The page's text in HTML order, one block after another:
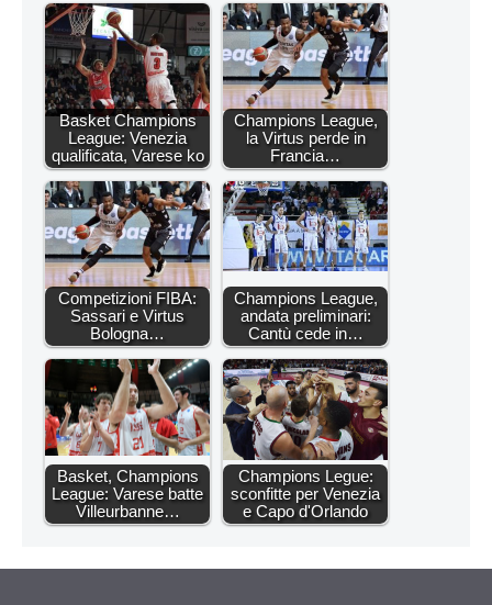
Basket Champions
League: Venezia
qualificata, Varese ko
Champions League,
la Virtus perde in
Francia…
Competizioni FIBA:
Sassari e Virtus
Bologna…
Champions League,
andata preliminari:
Cantù cede in…
Basket, Champions
League: Varese batte
Villeurbanne…
Champions Legue:
sconfitte per Venezia
e Capo d'Orlando